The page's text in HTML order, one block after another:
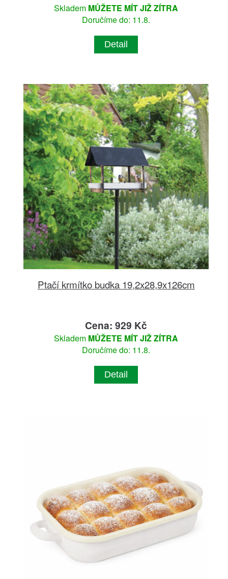
Skladem MŮŽETE MÍT JIŽ ZÍTRA
Doručíme do: 11.8.
Detail
Ptačí krmítko budka 19,2x28,9x126cm
Cena: 929 Kč
Skladem MŮŽETE MÍT JIŽ ZÍTRA
Doručíme do: 11.8.
Detail